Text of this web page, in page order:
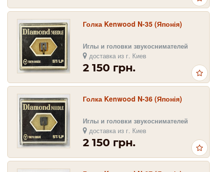
Голка Kenwood N-35 (Японія)
Иглы и головки звукоснимателей
доставка из г. Киев
2 150 грн.
Голка Kenwood N-36 (Японія)
Иглы и головки звукоснимателей
доставка из г. Киев
2 150 грн.